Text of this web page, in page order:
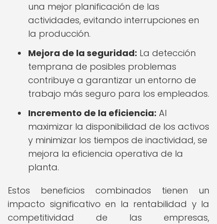
una mejor planificación de las
actividades, evitando interrupciones en
la producción.
Mejora de la seguridad: La detección
temprana de posibles problemas
contribuye a garantizar un entorno de
trabajo más seguro para los empleados.
Incremento de la eficiencia: Al
maximizar la disponibilidad de los activos
y minimizar los tiempos de inactividad, se
mejora la eficiencia operativa de la
planta.
Estos beneficios combinados tienen un
impacto significativo en la rentabilidad y la
competitividad de las empresas,